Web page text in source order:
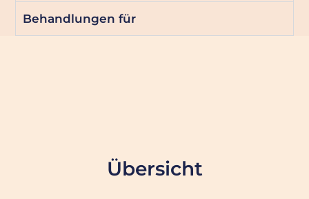
Behandlungen für
Übersicht